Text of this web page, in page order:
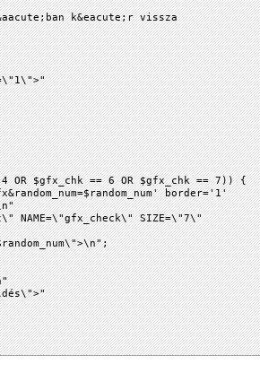
k&eacute;r vissza
OR $gfx_chk == 6 OR $gfx_chk == 7)) {
border='1'
SIZE=\"7\"